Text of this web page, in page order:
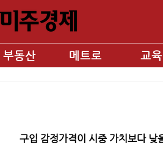
부동산 메트로 교육
구입 감정가격이 시중 가치보다 낮